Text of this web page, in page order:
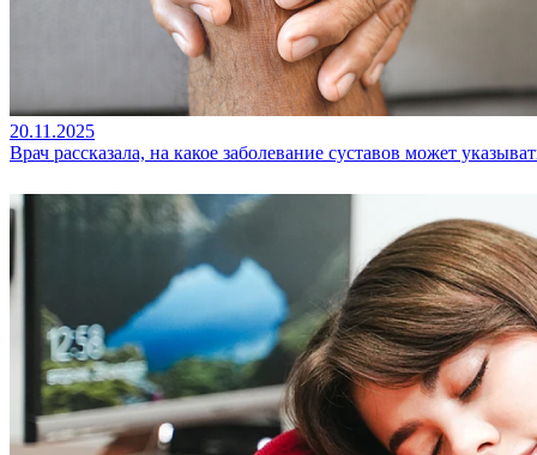
20.11.2025
Врач рассказала, на какое заболевание суставов может